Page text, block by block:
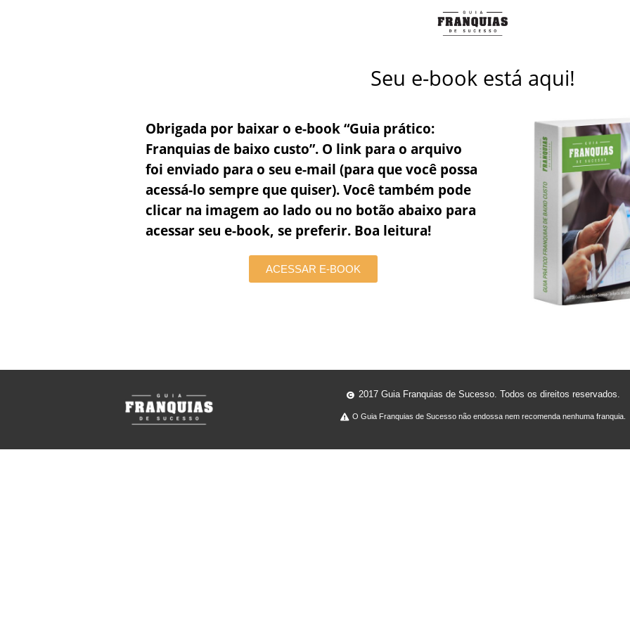
Seu e-book está aqui!
Obrigada por baixar o e-book“Guia prático:
Franquias de baixo custo”. O link para o arquivo
foi enviado para o seu e-mail (para que você possa
acessá-lo sempre que quiser). Você também pode
clicar na imagem ao lado ou no botão abaixo para
acessar seu e-book, se preferir. Boa leitura!
ACESSAR E-BOOK
2017 Guia Franquias de Sucesso. Todos os direitos reservados.
O Guia Franquias de Sucesso não endossa nem recomenda nenhuma franquia.